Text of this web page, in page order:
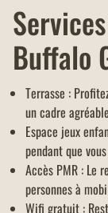
Buffalo
Terrasse :
un cadre
Espace jeux
pendant que
Accès PMR : Le
personnes à
Wifi gratuit :